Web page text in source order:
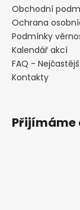
Obchodní
Ochrana
Podmínky
Kalendář akcí
FAQ -
Kontakty
Přijímáme